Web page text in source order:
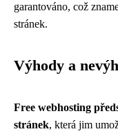
garantováno, což
stránek.
Výhody a
Free webhosting
stránek, která jim